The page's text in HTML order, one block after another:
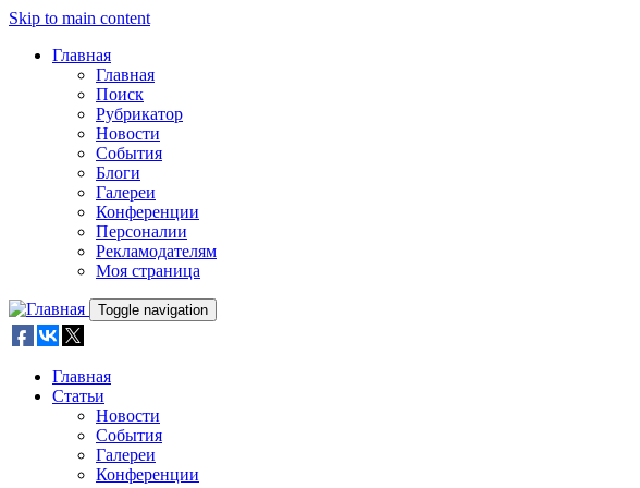
Skip to main content
Главная
Главная
Поиск
Рубрикатор
Новости
События
Блоги
Галереи
Конференции
Персоналии
Рекламодателям
Моя страница
Toggle navigation
Главная
Статьи
Новости
События
Галереи
Конференции